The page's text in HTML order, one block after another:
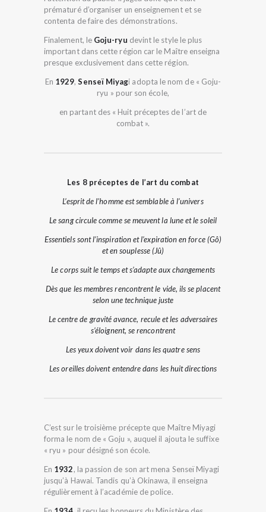
prématuré d’organiser un enseignement et se
contenta de faire des démonstrations.
Finalement, le Goju-ryu devint le style le plus
important dans cette région car le Maître enseigna
presque exclusivement dans cette région.
En 1929,Senseï Miyagi adopta le nom de « Goju-
ryu » pour son école,
en partant des « Huit préceptes de l’art de
combat ».
Les 8 préceptes de l’art du combat
L’esprit de l’homme est semblable à l’univers
Le sang circule comme se meuvent la lune et le soleil
Essentiels sont l’inspiration et l’expiration en force (Gô)
et en souplesse (Jû)
Le corps suit le temps et s’adapte aux changements
Dès que les membres rencontrent le vide, ils se placent
selon une technique juste
Le centre de gravité avance, recule et les adversaires
s’éloignent, se rencontrent
Les yeux doivent voir dans les quatre sens
Les oreilles doivent entendre dans les huit directions
C’est sur le troisième précepte que Maître Miyagi
forma le nom de « Goju », auquel il ajouta le suffixe
« ryu » pour désigné son école.
En 1932, la passion de son art mena Senseï Miyagi
jusqu’à Hawai. Tandis qu’à Okinawa, il enseigna
régulièrement à l’académie de police.